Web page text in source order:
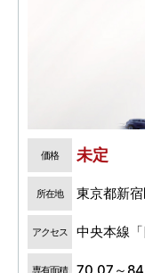
価格 未定
所在地 東京都新
アクセス 中央本線
専有面積